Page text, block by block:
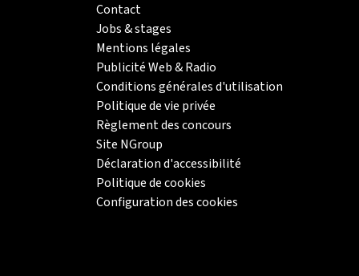
Contact
Jobs & stages
Mentions légales
Publicité Web & Radio
Conditions générales d'utilisation
Politique de vie privée
Règlement des concours
Site NGroup
Déclaration d'accessibilité
Politique de cookies
Configuration des cookies